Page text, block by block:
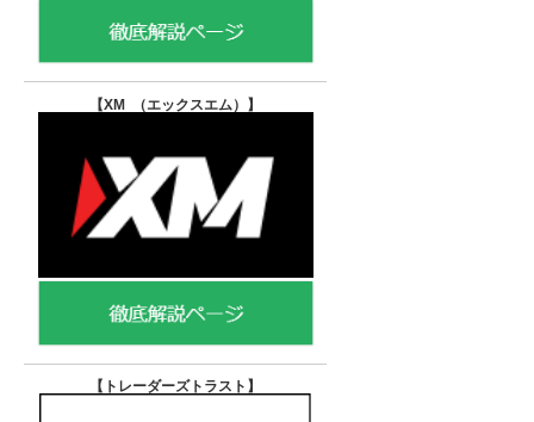
【XM （エックスエム） 】
【トレーダーズトラスト 】